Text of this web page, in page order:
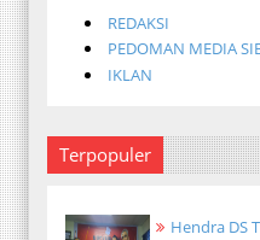
REDAKSI
PEDOMAN MEDIA
IKLAN
Terpopuler
Hendra DS